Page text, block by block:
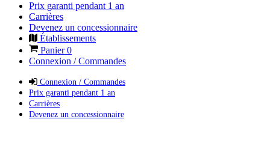
Prix garanti pendant 1 an
Carrières
Devenez un concessionnaire
Établissements
Panier0
Connexion / Commandes
Connexion / Commandes
Prix garanti pendant 1 an
Carrières
Devenez un concessionnaire